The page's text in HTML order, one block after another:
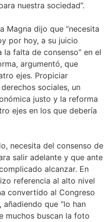
nuestra sociedad”.
Magna dijo que “necesita
por hoy, a su juicio
falta de consenso” en el
argumentó, que
ejes. Propiciar
sociales, un
justo y la reforma
ejes en los que debería
necesita del consenso de
salir adelante y que ante
alcanzar. En
referencia al alto nivel
convertido al Congreso
añadiendo que “lo han
muchos buscan la foto